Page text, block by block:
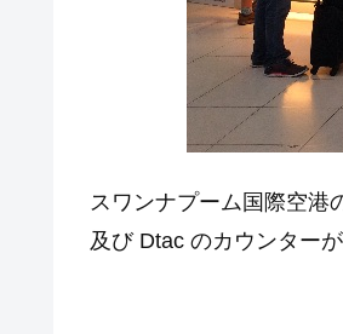
スワンナプーム国際空港
及び Dtac のカウンター